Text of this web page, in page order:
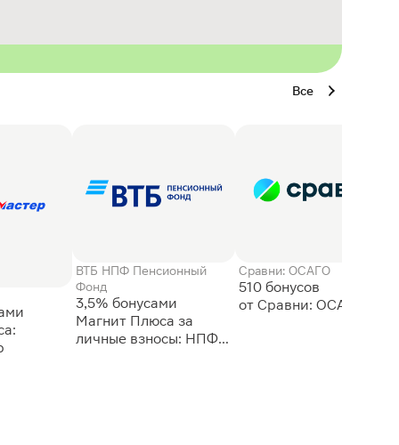
Все
ВТБ НПФ Пенсионный
Фонд
3,5% бонусами
Магнит Плюса за
личные взносы: НПФ
Сравни: ОСАГО
510 бонусов